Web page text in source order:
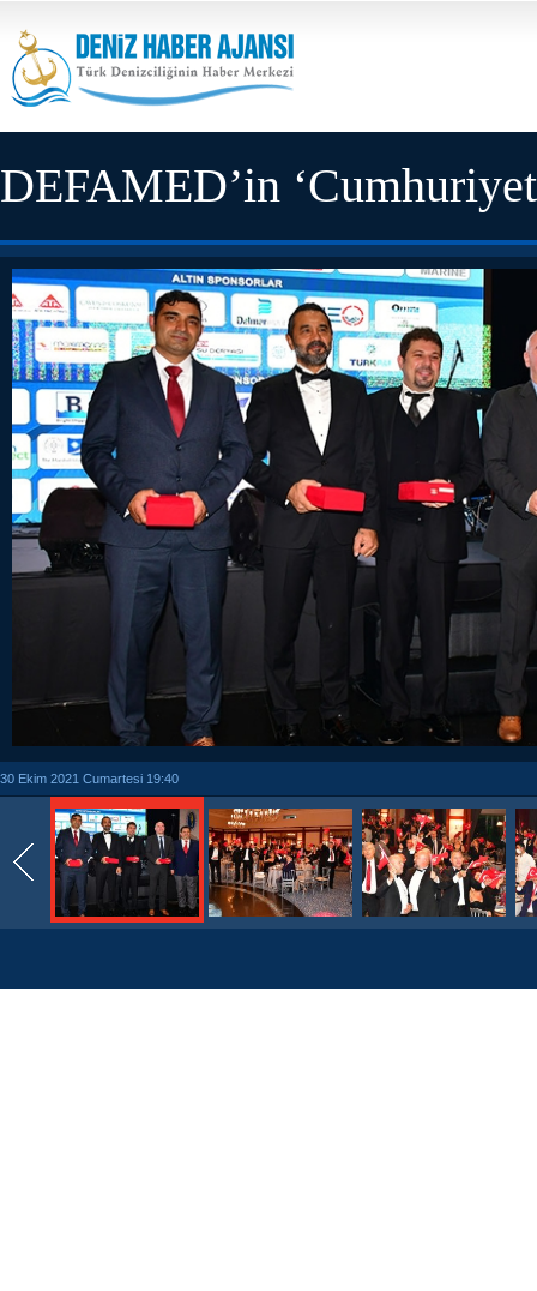
DEFAMED’in
30 Ekim 2021 Cumartesi 19:40